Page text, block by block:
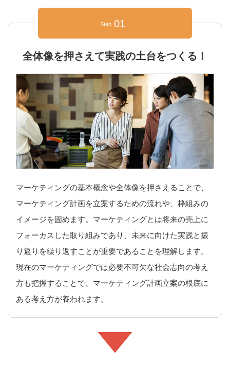
Step 01
全体像を押さえて実践の土台をつくる！
マーケティングの基本概念や全体像を押さえることで、
マーケティング計画を立案するための流れや、枠組みの
イメージを固めます。マーケティングとは将来の売上に
フォーカスした取り組みであり、未来に向けた実践と振
り返りを繰り返すことが重要であることを理解します。
現在のマーケティングでは必要不可欠な社会志向の考え
方も把握することで、マーケティング計画立案の根底に
ある考え方が養われます。